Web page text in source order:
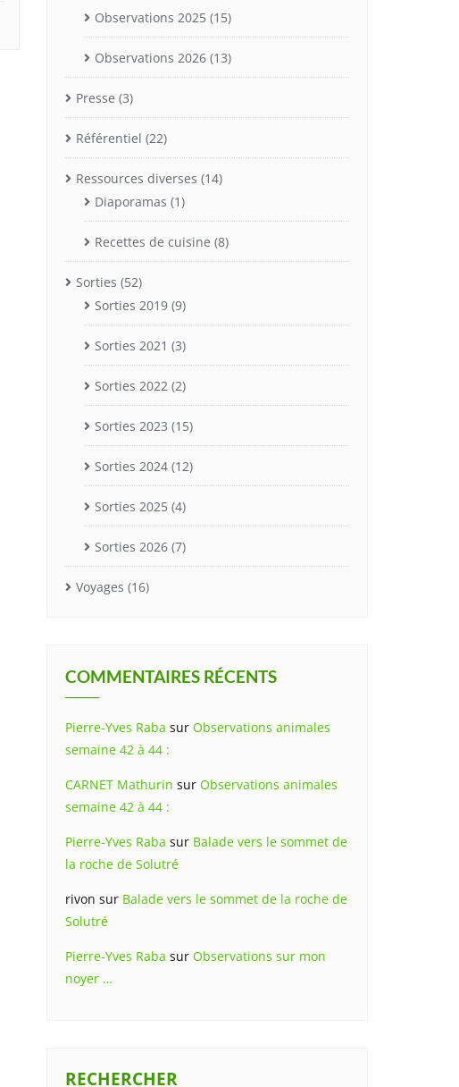
Observations 2025 (15)
Observations 2026 (13)
Presse (3)
Référentiel (22)
Ressources diverses (14)
Diaporamas (1)
Recettes de cuisine (8)
Sorties (52)
Sorties 2019 (9)
Sorties 2021 (3)
Sorties 2022 (2)
Sorties 2023 (15)
Sorties 2024 (12)
Sorties 2025 (4)
Sorties 2026 (7)
Voyages (16)
COMMENTAIRES RÉCENTS
Pierre-Yves Raba sur Observations animales
semaine 42 à 44 :
CARNET Mathurin sur Observations animales
semaine 42 à 44 :
Pierre-Yves Raba sur Balade vers le sommet de
la roche de Solutré
rivon sur Balade vers le sommet de la roche de
Solutré
Pierre-Yves Raba sur Observations sur mon
noyer …
RECHERCHER